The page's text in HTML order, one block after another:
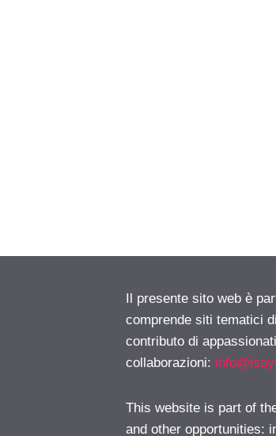
Il presente sito web è
comprende siti tematici
contributo di
collaborazioni:
This website is part of
and other opportunities: